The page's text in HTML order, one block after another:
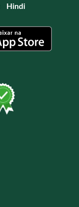
Hindi